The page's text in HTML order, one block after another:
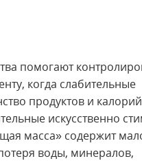
помогают
когда слабительные
продуктов и
искусственно
масса» содержит
воды, минералов,